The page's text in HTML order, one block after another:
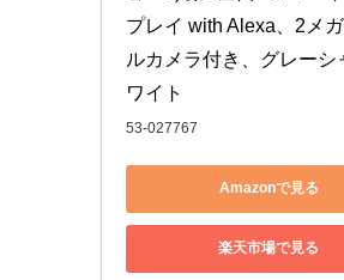
プレイ with Alexa、2メ
ルカメラ付き、グレーシ
ワイト
53-027767
Amazonで見る
楽天市場で見る